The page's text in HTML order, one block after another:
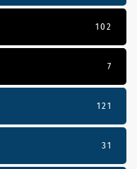
102
7
121
31